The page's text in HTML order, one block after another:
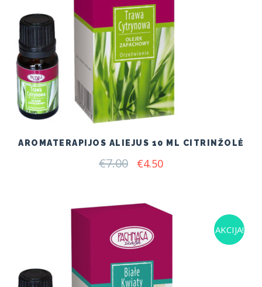
AROMATERAPIJOS ALIEJUS 10 ML CITRINŽOLĖ
€7.00 Original
€4.50Current
AKCIJA!